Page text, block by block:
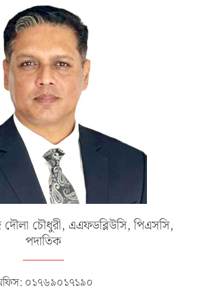
দৌলা চৌধুরী, এএফডব্লিউসি, পিএসসি,
পদাতিক
০১৭৬৯০১৭১৯০